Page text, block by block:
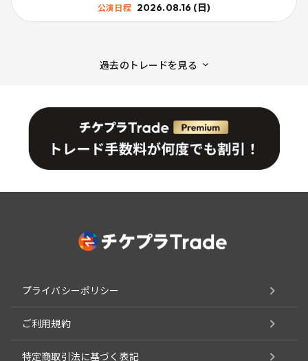
公演日程 2026.08.16 (日)
過去のトレードを見る
プライバシーポリシー
ご利用規約
特定商取引法に基づく表記